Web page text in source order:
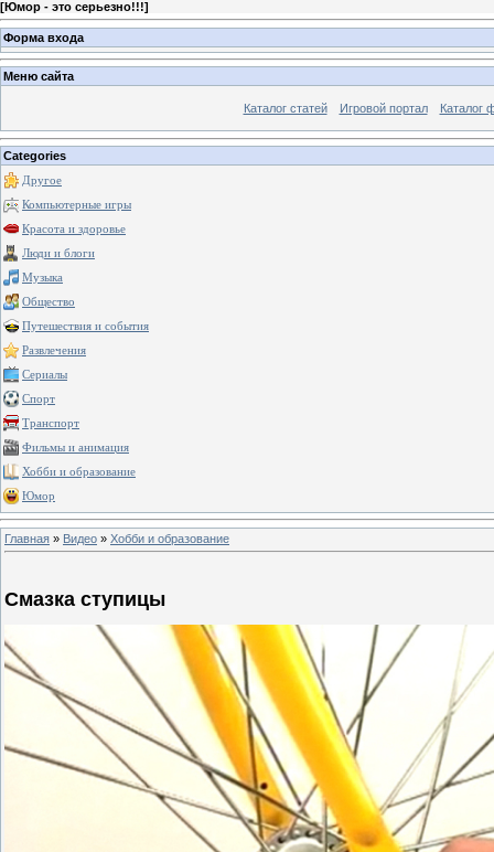
[Юмор - это серьезно!!!]
Форма входа
Меню сайта
Каталог статей Игровой портал Каталог
Categories
Другое
Компьютерные игры
Красота и здоровье
Люди и блоги
Музыка
Общество
Путешествия и события
Развлечения
Сериалы
Спорт
Транспорт
Фильмы и анимация
Хобби и образование
Юмор
Главная » Видео » Хобби и образование
Смазка ступицы